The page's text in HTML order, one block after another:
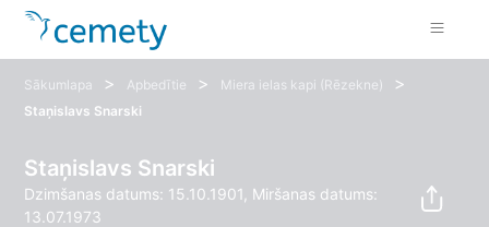
Sākumlapa > Apbedītie > Miera ielas kapi (Rēzekne) >
Staņislavs Snarski
Staņislavs Snarski
Dzimšanas datums: 15.10.1901, Miršanas datums:
13.07.1973